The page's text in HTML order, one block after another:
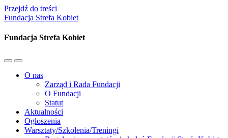
Przejdź do treści
Fundacja Strefa Kobiet
Fundacja Strefa Kobiet
Przełącz
mobilne
Przełącz
pole
wyszukiwania
O nas
Zarząd i Rada Fundacji
O Fundacji
Statut
Aktualności
Ogłoszenia
Warsztaty/Szkolenia/Treningi